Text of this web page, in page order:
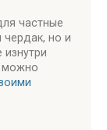
частные
чердак, но и
изнутри
можно